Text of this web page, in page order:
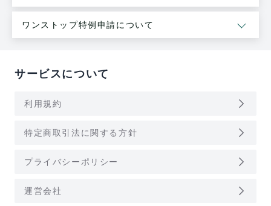
ワンストップ特例申請について
サービスについて
利用規約 arrow_forward_ios
特定商取引法に関する方針 arrow_forward_ios
プライバシーポリシー arrow_forward_ios
運営会社 arrow_forward_ios